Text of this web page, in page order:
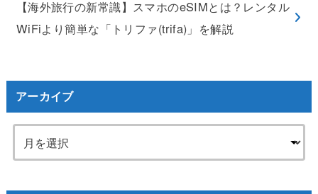
【海外旅行の新常識】スマホのeSIMとは？レンタル
WiFiより簡単な「トリファ(trifa)」を解説
アーカイブ